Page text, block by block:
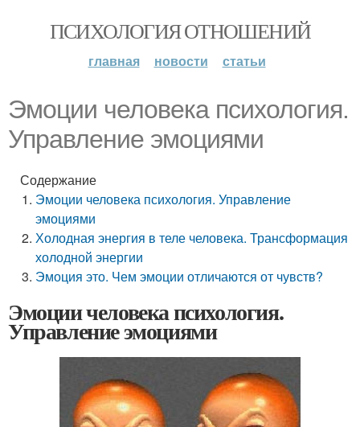
ПСИХОЛОГИЯ ОТНОШЕНИЙ
главная новости статьи
Эмоции человека психология.
Управление эмоциями
Содержание
Эмоции человека психология. Управление
эмоциями
Холодная энергия в теле человека. Транс­формация
холодной энергии
Эмоция это. Чем эмоции отличаются от чувств?
Эмоции человека психология.
Управление эмоциями